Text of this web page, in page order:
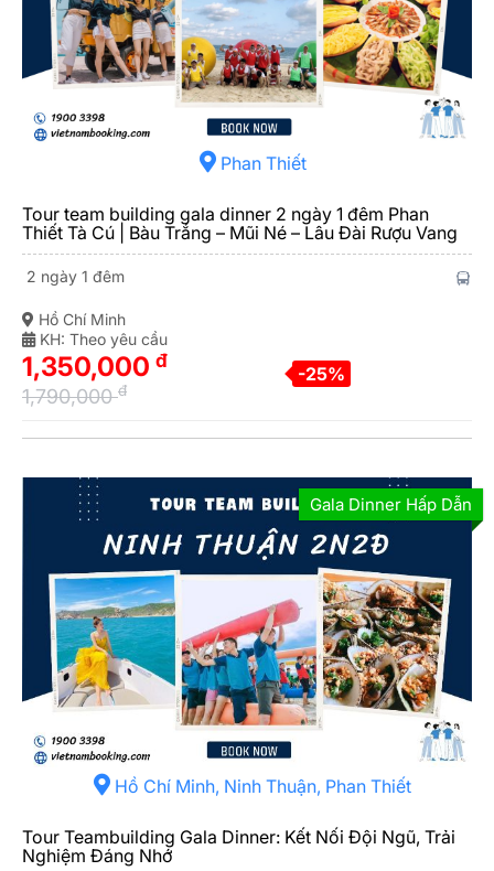
Phan Thiết
Tour team building gala dinner 2 ngày 1 đêm Phan
Thiết Tà Cú | Bàu Trắng – Mũi Né – Lâu Đài Rượu Vang
2 ngày 1 đêm
Hồ Chí Minh
KH: Theo yêu cầu
1,350,000 đ
1,790,000đ
-25%
Gala Dinner Hấp Dẫn
Hồ Chí Minh, Ninh Thuận, Phan Thiết
Tour Teambuilding Gala Dinner: Kết Nối Đội Ngũ, Trải
Nghiệm Đáng Nhớ